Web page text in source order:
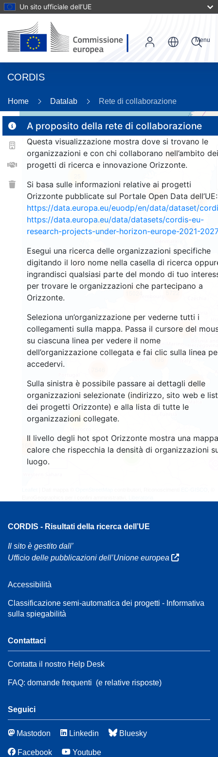
Un sito ufficiale dell’UE
CORDIS
Menu
Home Datalab Rete di collaborazione
A proposito della rete di collaborazione
Questa visualizzazione mostra dove si trovano le
organizzazioni e con chi collaborano nell’ambito dei
progetti di ricerca e innovazione Orizzonte.
Si basa sulle informazioni relative ai progetti
Orizzonte pubblicate sul Portale Open Data dell’UE:
https://data.europa.eu/euodp/en/data/dataset/
https://data.europa.eu/data/datasets/cordis-eu-
research-projects-under-horizon-europe-2021-2027
Esegui una ricerca delle organizzazioni specifiche
digitando il loro nome nella casella di ricerca
ingrandisci qualsiasi parte del mondo di tuo
per trovare le organizzazioni che partecipano a
Orizzonte.
Seleziona un’organizzazione per vederne tutti i
collegamenti sulla mappa. Passa il cursore del
su ciascuna linea per vedere il nome
dell’organizzazione collegata e fai clic sulla linea
accedervi.
Sulla sinistra è possibile passare ai dettagli delle
organizzazioni selezionate (indirizzo, sito web e
dei progetti Orizzonte) e alla lista di tutte le
organizzazioni collegate.
Il livello degli hot spot Orizzonte mostra una
calore che rispecchia la densità di organizzazioni
luogo.
13
7
203
188
196
77
62
784
5722
9264
1481
CORDIS - Risultati della ricerca dell’UE
Il sito è gestito dall’
Ufficio delle pubblicazioni dell’Unione europea
Accessibilità
Classificazione semi-automatica dei progetti - Informativa
sulla spiegabilità
Contattaci
Contatta il nostro Help Desk
FAQ: domande frequenti (e relative risposte)
Seguici
Mastodon Linkedin Bluesky
Facebook Youtube